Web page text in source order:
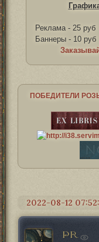
Реклама - 25 руб
Баннеры - 10 руб
ПОБЕДИТЕЛИ
2022-08-12
PR